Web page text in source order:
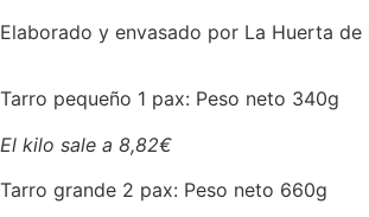
Elaborado y envasado por La Huerta de
Tarro pequeño 1 pax: Peso neto 340g
El kilo sale a 8,82€
Tarro grande 2 pax: Peso neto 660g